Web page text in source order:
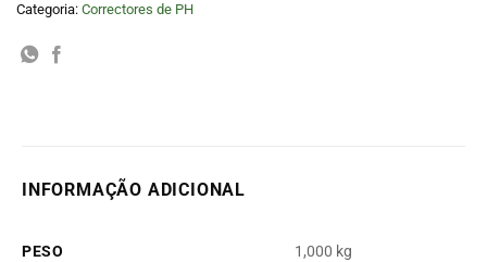
Categoria: Correctores de PH
INFORMAÇÃO ADICIONAL
PESO 1,000 kg